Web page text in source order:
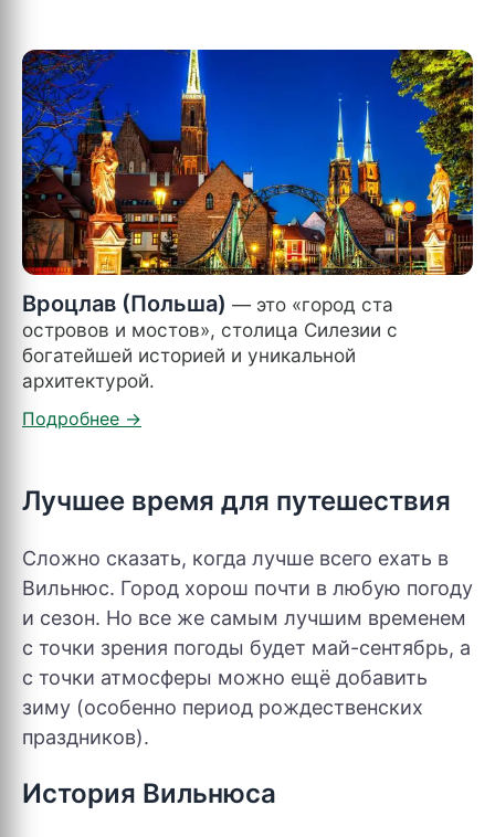
Вроцлав (Польша) — это «город ста
островов и мостов», столица Силезии с
богатейшей историей и уникальной
архитектурой.
Лучшее время для путешествия
Сложно сказать, когда лучше всего ехать в
Вильнюс. Город хорош почти в любую погоду
и сезон. Но все же самым лучшим временем
с точки зрения погоды будет май-сентябрь, а
с точки атмосферы можно ещё добавить
зиму (особенно период рождественских
праздников).
История Вильнюса